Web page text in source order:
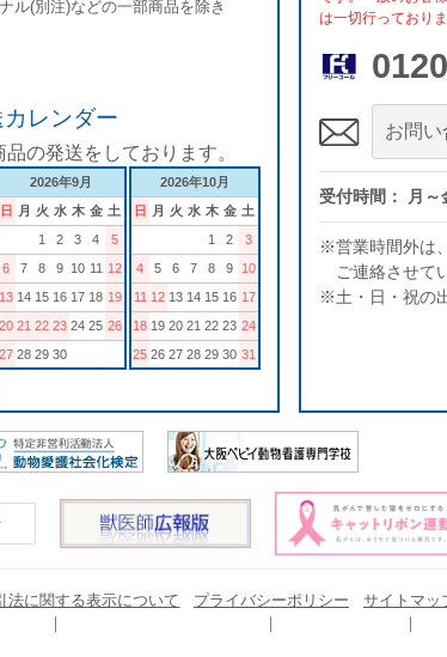
ル(別注)などの一部商品を除き
レンダー
の発送をしております。
2026年9月
日 月 火 水 木 金 土
1
2 3 4
5
6
7 8 9 10 11 12
13 14 15 16 17 18 19
20 21 22 23 24 25 26
27 28 29 30
2026年10月
日 月 火 水 木 金 土
1
2
3
4
5 6 7 8 9
10
11 12 13 14 15 16 17
18 19 20 21 22 23 24
25 26 27 28 29 30 31
は一切行っておりま
お問い
受付時間： 月
※営業時間外は
ご連絡させて
※土・日・祝の
法に関する表示について プライバシーポリシー サイトマッ